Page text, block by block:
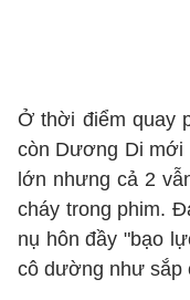
Ở thời điểm quay
còn Dương Di mới
lớn nhưng cả 2
cháy trong phim.
nụ hôn đầy "bạo
cô dường như sắp